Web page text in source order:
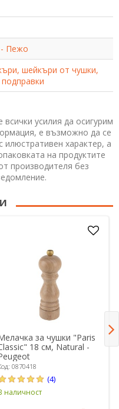
- Пежо
шейкъри от чушки,
усилия да осигурим
е възможно да се
илюстративен характер, а
на продуктите
производителя без
за чушки "Paris
18 см, Natural -
0870418
(4)
наличност